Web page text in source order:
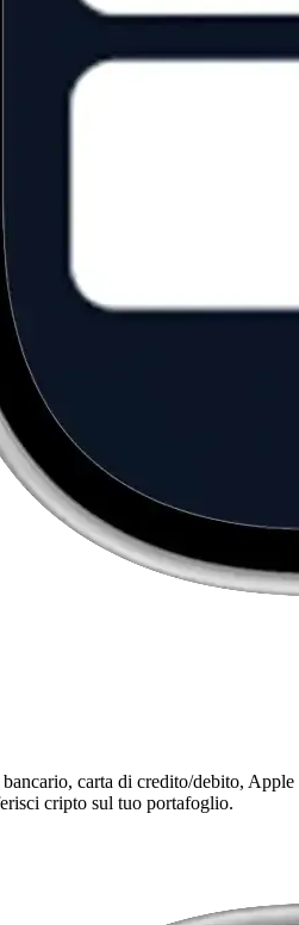
carta di credito/debito, Apple
cripto sul tuo portafoglio.